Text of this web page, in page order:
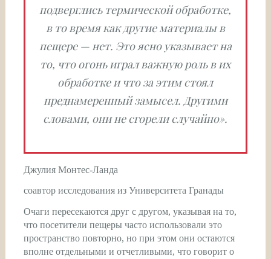
подверглись термической обработке,
в то время как другие материалы в
пещере — нет. Это ясно указывает на
то, что огонь играл важную роль в их
обработке и что за этим стоял
преднамеренный замысел. Другими
словами, они не сгорели случайно».
Джулия Монтес-Ланда
соавтор исследования из Университета Гранады
Очаги пересекаются друг с другом, указывая на то,
что посетители пещеры часто использовали это
пространство повторно, но при этом они остаются
вполне отдельными и отчетливыми, что говорит о